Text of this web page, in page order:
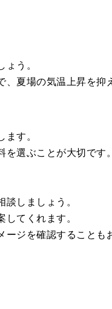
う。
夏場の気温上昇を抑
す。
選ぶことが大切です。
しましょう。
てくれます。
ジを確認することも